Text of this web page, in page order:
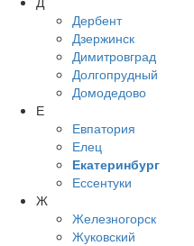
Дербент
Дзержинск
Димитровград
Долгопрудный
Домодедово
Е
Евпатория
Елец
Екатеринбург
Ессентуки
Ж
Железногорск
Жуковский